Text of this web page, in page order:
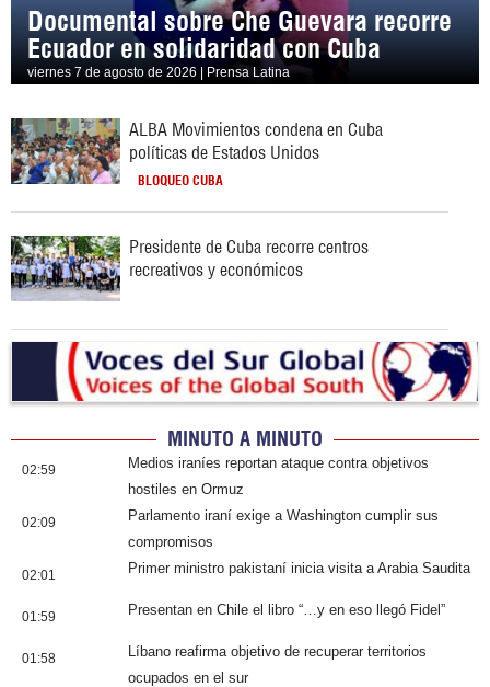
Documental sobre Che Guevara recorre
Ecuador en solidaridad con Cuba
viernes 7 de agosto de 2026 | Prensa Latina
ALBA Movimientos condena en Cuba
políticas de Estados Unidos
BLOQUEO CUBA
Presidente de Cuba recorre centros
recreativos y económicos
MINUTO A MINUTO
02:59
Medios iraníes reportan ataque contra objetivos
hostiles en Ormuz
02:09
Parlamento iraní exige a Washington cumplir sus
compromisos
02:01 Primer ministro pakistaní inicia visita a Arabia Saudita
01:59 Presentan en Chile el libro “…y en eso llegó Fidel”
01:58
Líbano reafirma objetivo de recuperar territorios
ocupados en el sur